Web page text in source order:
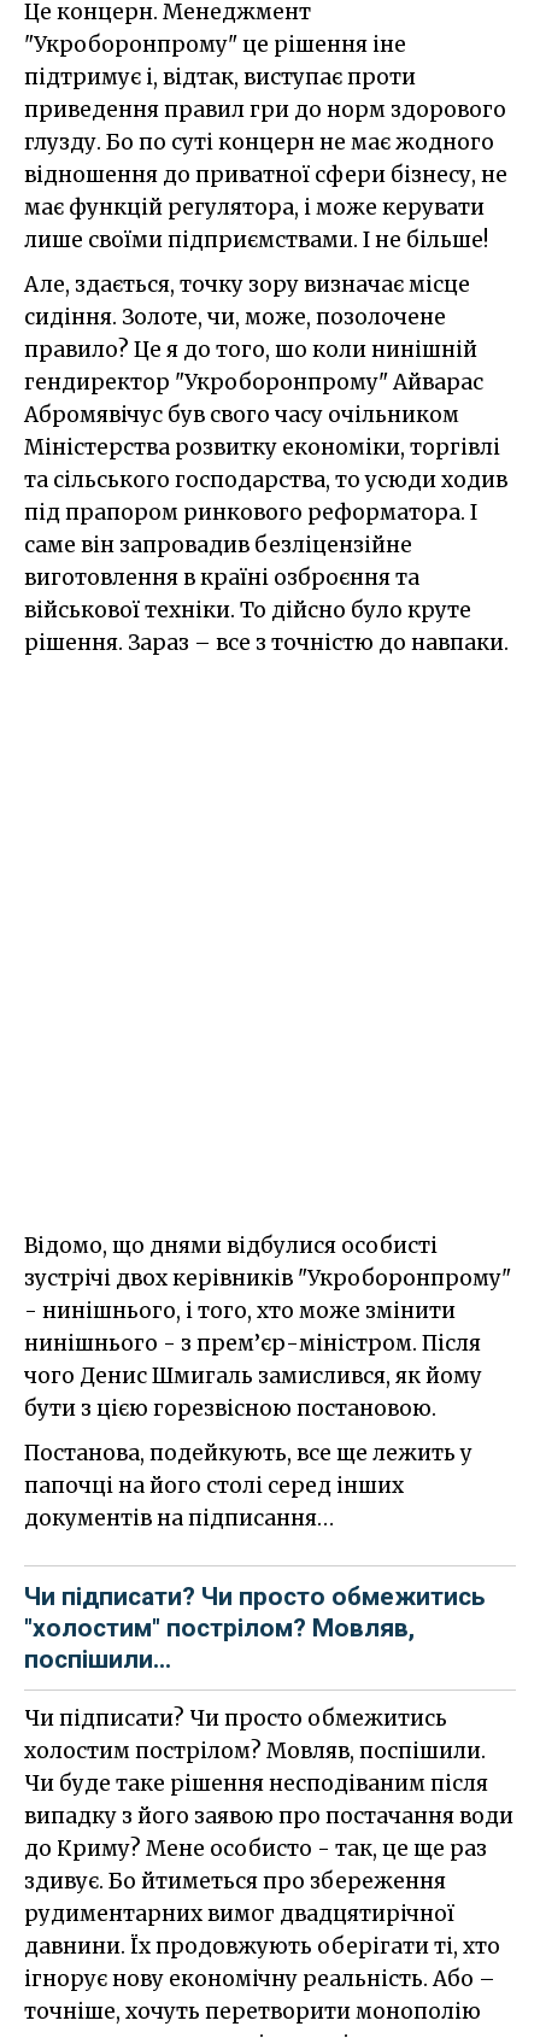
Це концерн. Менеджмент
"Укроборонпрому" це рішення іне
підтримує і, відтак, виступає проти
приведення правил гри до норм здорового
глузду. Бо по суті концерн не має жодного
відношення до приватної сфери бізнесу, не
має функцій регулятора, і може керувати
лише своїми підприємствами. І не більше!
Але, здається, точку зору визначає місце
сидіння. Золоте, чи, може, позолочене
правило? Це я до того, шо коли нинішній
гендиректор "Укроборонпрому" Айварас
Абромявічус був свого часу очільником
Міністерства розвитку економіки, торгівлі
та сільського господарства, то усюди ходив
під прапором ринкового реформатора. І
саме він запровадив безліцензійне
виготовлення в країні озброєння та
військової техніки. То дійсно було круте
рішення. Зараз – все з точністю до навпаки.
Відомо, що днями відбулися особисті
зустрічі двох керівників "Укроборонпрому"
- нинішнього, і того, хто може змінити
нинішнього - з прем’єр-міністром. Після
чого Денис Шмигаль замислився, як йому
бути з цією горезвісною постановою.
Постанова, подейкують, все ще лежить у
папочці на його столі серед інших
документів на підписання…
Чи підписати? Чи просто обмежитись
"холостим" пострілом? Мовляв,
поспішили...
Чи підписати? Чи просто обмежитись
холостим пострілом? Мовляв, поспішили.
Чи буде таке рішення несподіваним після
випадку з його заявою про постачання води
до Криму? Мене особисто - так, це ще раз
здивує. Бо йтиметься про збереження
рудиментарних вимог двадцятирічної
давнини. Їх продовжують оберігати ті, хто
ігнорує нову економічну реальність. Або –
точніше, хочуть перетворити монополію